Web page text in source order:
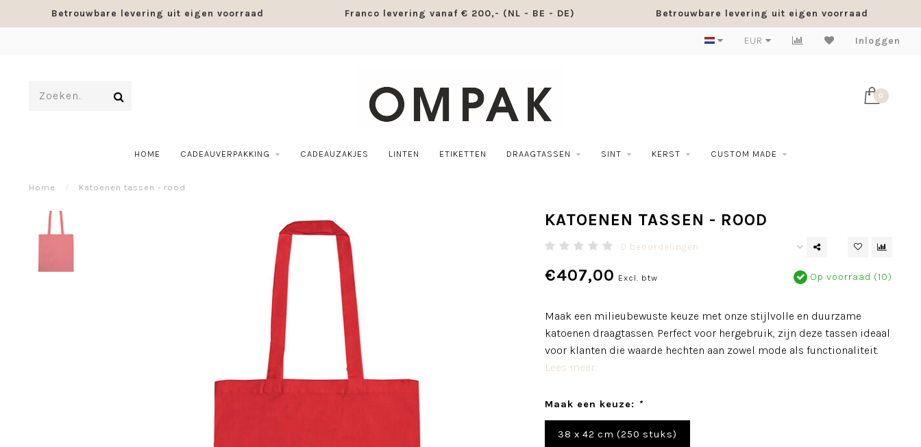
Betrouwbare levering uit eigen voorraad Franco levering vanaf € 200,- (NL - BE - DE) Betrouwbare levering uit eigen voorraad
EUR Inloggen
0
HOME CADEAUVERPAKKING CADEAUZAKJES LINTEN ETIKETTEN DRAAGTASSEN SINT KERST CUSTOM MADE
Home / Katoenen tassen - rood
KATOENEN TASSEN - ROOD
0 beoordelingen
€407,00 Excl. btw Op voorraad (10)
Maak een milieubewuste keuze met onze stijlvolle en duurzame
katoenen draagtassen. Perfect voor hergebruik, zijn deze tassen ideaal
voor klanten die waarde hechten aan zowel mode als functionaliteit.
Lees meer..
Maak een keuze: *
38 x 42 cm (250 stuks)